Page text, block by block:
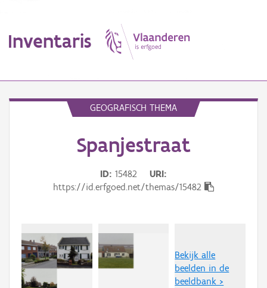
Inventaris
Gebeurtenis
Persoon of collectief
GEOGRAFISCH THEMA
Spanjestraat
ID 15482
URI
https://id.erfgoed.net/themas/15482
Bekijk alle
beelden in de
beeldbank >